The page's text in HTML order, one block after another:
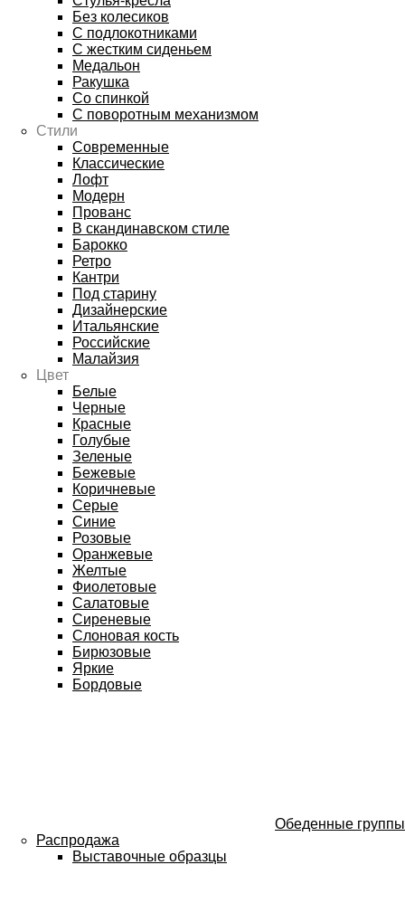
Без колесиков
С подлокотниками
С жестким сиденьем
Медальон
Ракушка
Со спинкой
С поворотным механизмом
Стили
Современные
Классические
Лофт
Модерн
Прованс
В скандинавском стиле
Барокко
Ретро
Кантри
Под старину
Дизайнерские
Итальянские
Российские
Малайзия
Цвет
Белые
Черные
Красные
Голубые
Зеленые
Бежевые
Коричневые
Серые
Синие
Розовые
Оранжевые
Желтые
Фиолетовые
Салатовые
Сиреневые
Слоновая кость
Бирюзовые
Яркие
Бордовые
Обеденные группы
Распродажа
Выставочные образцы